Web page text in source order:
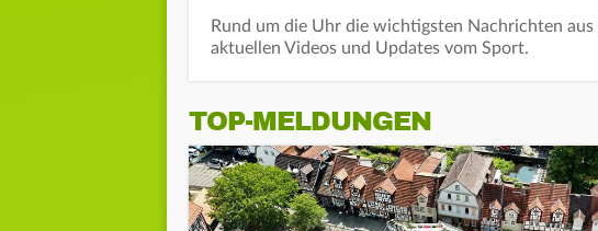
Rund um die Uhr die wichtigsten Nachrichten
aktuellen Videos und Updates vom Sport.
TOP-MELDUNGEN